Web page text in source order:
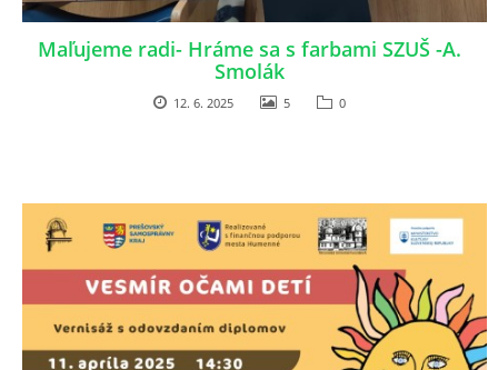
TLAČIVÁ
ŠKOLSKÝ ČASOPIS KUKUČKA
RECEPTY
PROJEKTY
Maľujeme radi- Hráme sa s farbami SZUŠ -A.
Smolák
12. 6. 2025 5 0